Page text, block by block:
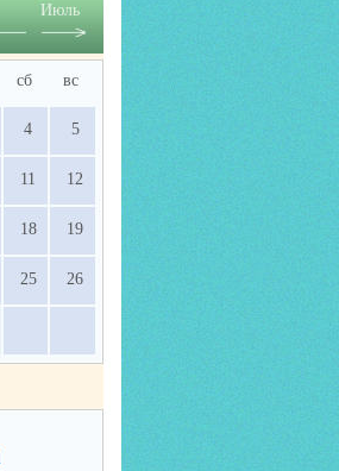
Июль
сб вс
4 5
11 12
18 19
25 26